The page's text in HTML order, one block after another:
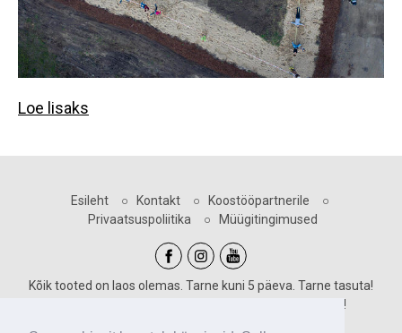
Loe lisaks
Esileht○ Kontakt○ Koostööpartnerile ○
Privaatsuspoliitika
○ Müügitingimused
Kõik tooted on laos olemas. Tarne kuni 5 päeva. Tarne tasuta!
Sooduskoodid kehtivad vastava märgiga toodetele!